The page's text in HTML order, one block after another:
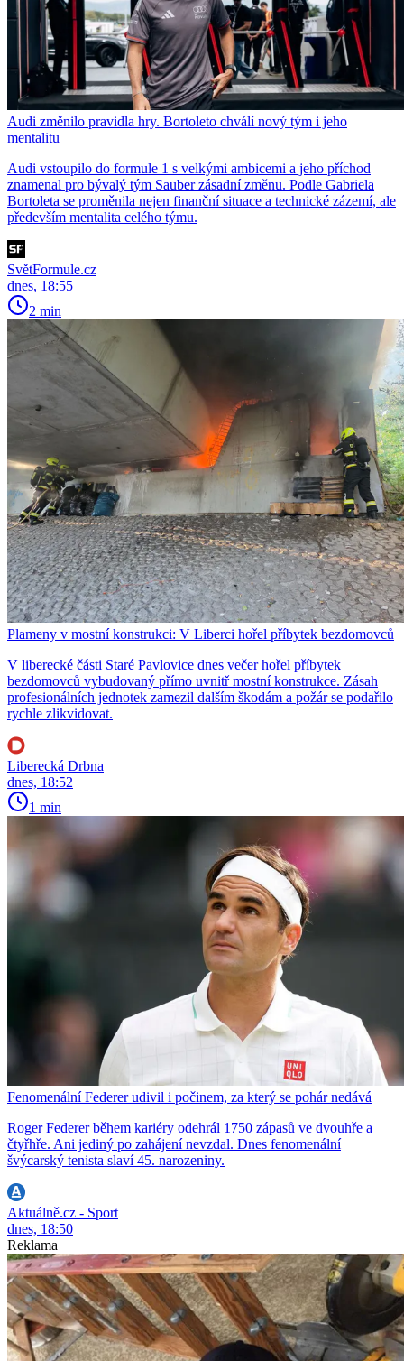
Audi změnilo pravidla hry. Bortoleto chválí nový tým i jeho
mentalitu
Audi vstoupilo do formule 1 s velkými ambicemi a jeho příchod
znamenal pro bývalý tým Sauber zásadní změnu. Podle Gabriela
Bortoleta se proměnila nejen finanční situace a technické zázemí, ale
především mentalita celého týmu.
SvětFormule.cz
dnes, 18:55
2 min
Plameny v mostní konstrukci: V Liberci hořel příbytek bezdomovců
V liberecké části Staré Pavlovice dnes večer hořel příbytek
bezdomovců vybudovaný přímo uvnitř mostní konstrukce. Zásah
profesionálních jednotek zamezil dalším škodám a požár se podařilo
rychle zlikvidovat.
Liberecká Drbna
dnes, 18:52
1 min
Fenomenální Federer udivil i počinem, za který se pohár nedává
Roger Federer během kariéry odehrál 1750 zápasů ve dvouhře a
čtyřhře. Ani jediný po zahájení nevzdal. Dnes fenomenální
švýcarský tenista slaví 45. narozeniny.
Aktuálně.cz - Sport
dnes, 18:50
Reklama